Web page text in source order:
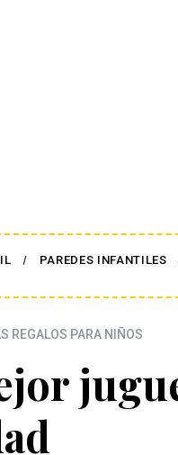
PAREDES INFANTILES
REGALOS PARA NIÑOS